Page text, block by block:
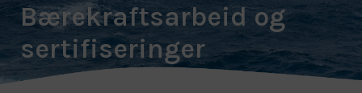
Testhall og lab
Bærekraft
Bærekraftsarbeid og
sertifiseringer